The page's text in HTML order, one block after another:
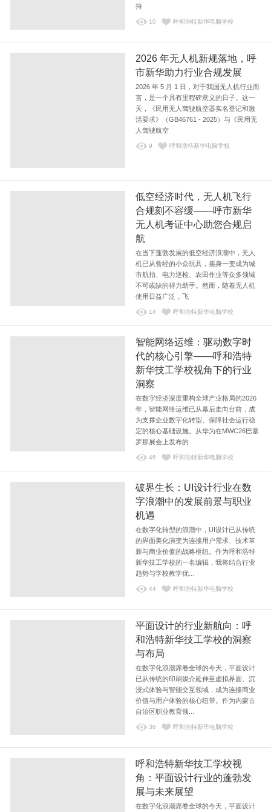
持
10 呼和浩特新华电脑学校
2026 年无人机新规落地，呼
市新华助力行业合规发展
2026 年 5 月 1 日，对于我国无人机行业而
言，是一个具有里程碑意义的日子。这一
天，《民用无人驾驶航空器实名登记和激
活要求》（GB46761 - 2025）与《民用无
人驾驶航空
9 呼和浩特新华电脑学校
低空经济时代，无人机飞行
合规刻不容缓——呼市新华
无人机考证中心助您合规启
航
在当下蓬勃发展的低空经济浪潮中，无人
机已从曾经的小众玩具，摇身一变成为城
市航拍、电力巡检、农田作业等众多领域
不可或缺的得力助手。然而，随着无人机
使用日益广泛，飞
14 呼和浩特新华电脑学校
智能网络运维：驱动数字时
代的核心引擎——呼和浩特
新华技工学校视角下的行业
洞察
在数字经济深度重构全球产业格局的2026
年，智能网络运维已从幕后走向台前，成
为支撑企业数字化转型、保障社会运行稳
定的核心基础设施。从华为在MWC26巴塞
罗那展会上发布的
46 呼和浩特新华电脑学校
破界生长：UI设计行业在数
字浪潮中的发展前景与职业
机遇
在数字化转型的浪潮中，UI设计已从传统
的界面美化演变为连接用户需求、技术革
新与商业价值的战略枢纽。作为呼和浩特
新华技工学校的一名编辑，我将结合行业
趋势与学校教学优...
44 呼和浩特新华电脑学校
平面设计的行业新航向：呼
和浩特新华技工学校的洞察
与布局
在数字化浪潮席卷全球的今天，平面设计
已从传统的印刷媒介延伸至虚拟界面、沉
浸式体验与智能交互领域，成为连接商业
价值与用户体验的核心纽带。作为内蒙古
自治区职业教育领...
36 呼和浩特新华电脑学校
呼和浩特新华技工学校视
角：平面设计行业的蓬勃发
展与未来展望
在数字化浪潮席卷全球的今天，平面设计